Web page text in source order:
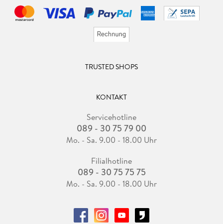
TRUSTED SHOPS
KONTAKT
Servicehotline
089 - 30 75 79 00
Mo. - Sa. 9.00 - 18.00 Uhr
Filialhotline
089 - 30 75 75 75
Mo. - Sa. 9.00 - 18.00 Uhr